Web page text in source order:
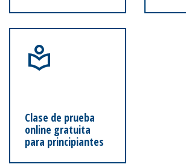
Clase de prueba
online gratuita
para principiantes